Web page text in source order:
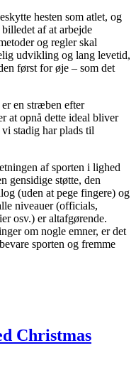
hesten som atlet, og
af at arbejde
og regler skal
udvikling og lang levetid,
først for øje – som det
en stræben efter
at opnå dette ideal bliver
stadig har plads til
af sporten i lighed
gensidige støtte, den
(uden at pege fingere) og
niveauer (officials,
osv.) er altafgørende.
om nogle emner, er det
sporten og fremme
Christmas